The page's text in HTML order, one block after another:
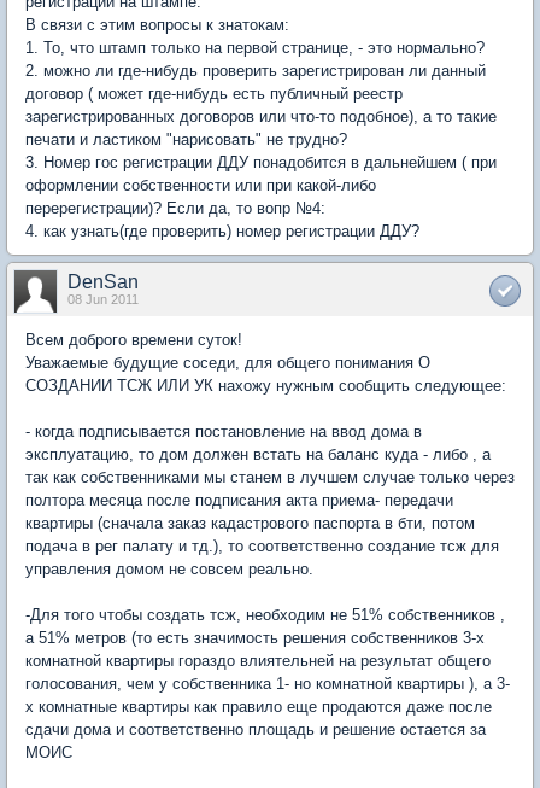
В связи с этим вопросы к знатокам:
1. То, что штамп только на первой странице, - это нормально?
2. можно ли где-нибудь проверить зарегистрирован ли данный
договор ( может где-нибудь есть публичный реестр
зарегистрированных договоров или что-то подобное), а то такие
печати и ластиком "нарисовать" не трудно?
3. Номер гос регистрации ДДУ понадобится в дальнейшем ( при
оформлении собственности или при какой-либо
перерегистрации)? Если да, то вопр №4:
4. как узнать(где проверить) номер регистрации ДДУ?
DenSan
08 Jun 2011
Всем доброго времени суток!
Уважаемые будущие соседи, для общего понимания О
СОЗДАНИИ ТСЖ ИЛИ УК нахожу нужным сообщить следующее:
- когда подписывается постановление на ввод дома в
эксплуатацию, то дом должен встать на баланс куда - либо , а
так как собственниками мы станем в лучшем случае только через
полтора месяца после подписания акта приема- передачи
квартиры (сначала заказ кадастрового паспорта в бти, потом
подача в рег палату и тд.), то соответственно создание тсж для
управления домом не совсем реально.
-Для того чтобы создать тсж, необходим не 51% собственников ,
а 51% метров (то есть значимость решения собственников 3-х
комнатной квартиры гораздо влиятельней на результат общего
голосования, чем у собственника 1- но комнатной квартиры ), а 3-
х комнатные квартиры как правило еще продаются даже после
сдачи дома и соответственно площадь и решение остается за
МОИС